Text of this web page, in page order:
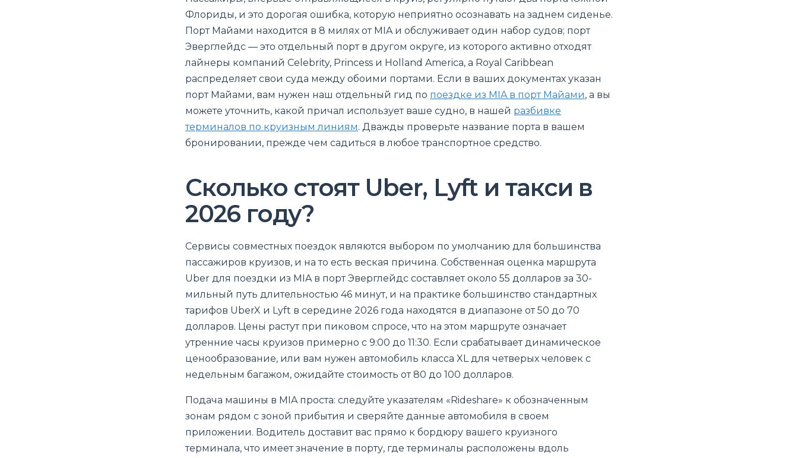
Флориды, и это дорогая ошибка, которую неприятно осознавать на заднем сиденье.
Порт Майами находится в 8 милях от MIA и обслуживает один набор судов; порт
Эверглейдс — это отдельный порт в другом округе, из которого активно отходят
лайнеры компаний Celebrity, Princess и Holland America, а Royal Caribbean
распределяет свои суда между обоими портами. Если в ваших документах указан
порт Майами, вам нужен наш отдельный гид по поездке из MIA в порт Майами, а вы
можете уточнить, какой причал использует ваше судно, в нашей разбивке
терминалов по круизным линиям. Дважды проверьте название порта в вашем
бронировании, прежде чем садиться в любое транспортное средство.
Сколько стоят Uber, Lyft и такси в
2026 году?
Сервисы совместных поездок являются выбором по умолчанию для большинства
пассажиров круизов, и на то есть веская причина. Собственная оценка маршрута
Uber для поездки из MIA в порт Эверглейдс составляет около 55 долларов за 30-
мильный путь длительностью 46 минут, и на практике большинство стандартных
тарифов UberX и Lyft в середине 2026 года находятся в диапазоне от 50 до 70
долларов. Цены растут при пиковом спросе, что на этом маршруте означает
утренние часы круизов примерно с 9:00 до 11:30. Если срабатывает динамическое
ценообразование, или вам нужен автомобиль класса XL для четверых человек с
недельным багажом, ожидайте стоимость от 80 до 100 долларов.
Подача машины в MIA проста: следуйте указателям «Rideshare» к обозначенным
зонам рядом с зоной прибытия и сверяйте данные автомобиля в своем
приложении. Водитель доставит вас прямо к бордюру вашего круизного
терминала, что имеет значение в порту, где терминалы расположены вдоль